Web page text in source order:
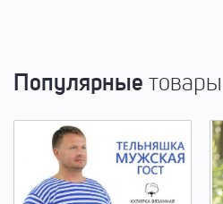
Популярные товары